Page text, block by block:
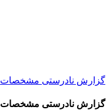
گزارش نادرستی مشخصات
گزارش نادرستی مشخصات